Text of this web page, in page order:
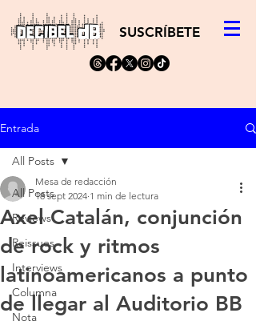
SUSCRÍBETE
Entrada
All Posts
Reviews
Reissues
Interviews
Columna
Nota
All Posts
Axel Catalán, conjunción
de rock y ritmos
latinoamericanos a punto
de llegar al Auditorio BB
Mesa de redacción
18 sept 2024 1 min de lectura